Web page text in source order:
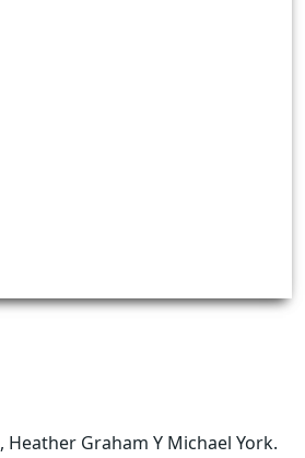
, Heather Graham Y Michael York.